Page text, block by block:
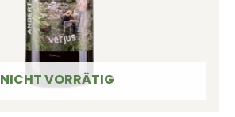
NICHT VORRÄTIG